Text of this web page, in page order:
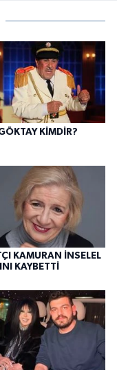
KİMDİR?
KAMURAN İNSELEL
KAYBETTİ